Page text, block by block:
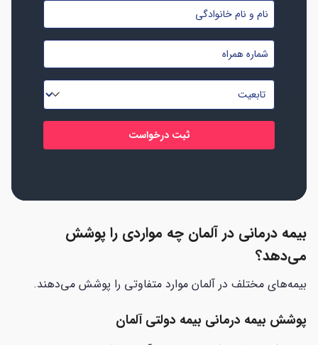
نام
و
نام
خانوادگی
شماره
موبایل
تابعیت
*
بیمه درمانی در آلمان چه مواردی را پوشش
می‌دهد؟
بیمه‌های مختلف در آلمان موارد متفاوتی را پوشش می‌دهند.
پوشش بیمه درمانی بیمه دولتی آلمان